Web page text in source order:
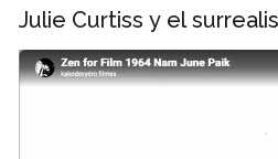
Julie Curtiss y el